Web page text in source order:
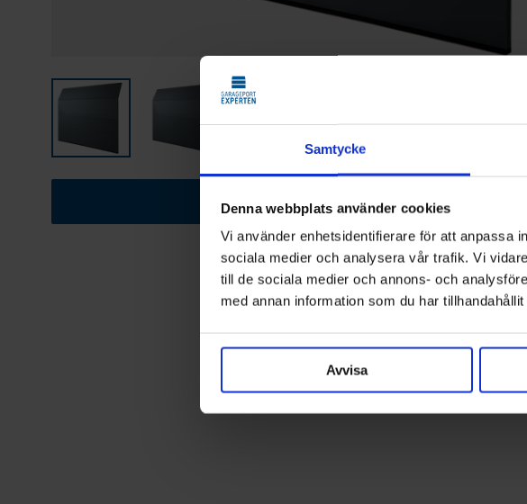
Samtycke
Denna webbplats använder cookies
Vi använder enhetsidentifierare för att anpassa
sociala medier och analysera vår trafik. Vi
till de sociala medier och annons- och
med annan information som du har
Avvisa
Se porten på ditt hus